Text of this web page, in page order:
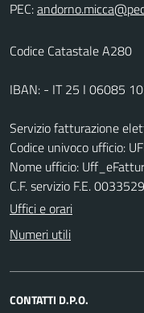
PEC:
Codice Catastale A280
IBAN: - IT 25 I 06085
Servizio fatturazione
Codice univoco ufficio:
Nome ufficio:
C.F. servizio F.E.
Uffici e orari
Numeri utili
CONTATTI D.P.O.